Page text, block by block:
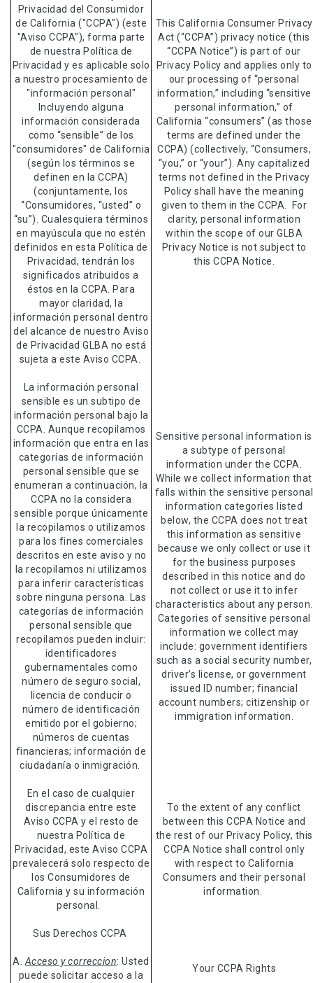
Privacidad del Consumidor
de California ("CCPA") (este
"Aviso CCPA"), forma parte
de nuestra Política de
Privacidad y es aplicable solo
a nuestro procesamiento de
"información personal"
Incluyendo alguna
información considerada
como “sensible” de los
"consumidores" de California
(según los términos se
definen en la CCPA)
(conjuntamente, los
“Consumidores, “usted” o
“su”). Cualesquiera términos
en mayúscula que no estén
definidos en esta Política de
Privacidad, tendrán los
significados atribuidos a
éstos en la CCPA. Para
mayor claridad, la
información personal dentro
del alcance de nuestro Aviso
de Privacidad GLBA no está
sujeta a este Aviso CCPA.
This California Consumer Privacy
Act (“CCPA”) privacy notice (this
“CCPA Notice”) is part of our
Privacy Policy and applies only to
our processing of “personal
information,” including “sensitive
personal information,” of
California “consumers” (as those
terms are defined under the
CCPA) (collectively, “Consumers,
“you,” or “your”). Any capitalized
terms not defined in the Privacy
Policy shall have the meaning
given to them in the CCPA. For
clarity, personal information
within the scope of our GLBA
Privacy Notice is not subject to
this CCPA Notice.
La información personal
sensible es un subtipo de
información personal bajo la
CCPA. Aunque recopilamos
información que entra en las
categorías de información
personal sensible que se
enumeran a continuación, la
CCPA no la considera
sensible porque únicamente
la recopilamos o utilizamos
para los fines comerciales
descritos en este aviso y no
la recopilamos ni utilizamos
para inferir características
sobre ninguna persona. Las
categorías de información
personal sensible que
recopilamos pueden incluir:
identificadores
gubernamentales como
número de seguro social,
licencia de conducir o
número de identificación
emitido por el gobierno;
números de cuentas
financieras; información de
ciudadanía o inmigración.
Sensitive personal information is
a subtype of personal
information under the CCPA.
While we collect information that
falls within the sensitive personal
information categories listed
below, the CCPA does not treat
this information as sensitive
because we only collect or use it
for the business purposes
described in this notice and do
not collect or use it to infer
characteristics about any person.
Categories of sensitive personal
information we collect may
include: government identifiers
such as a social security number,
driver’s license, or government
issued ID number; financial
account numbers; citizenship or
immigration information.
En el caso de cualquier
discrepancia entre este
Aviso CCPA y el resto de
nuestra Política de
Privacidad, este Aviso CCPA
prevalecerá solo respecto de
los Consumidores de
California y su información
personal.
To the extent of any conflict
between this CCPA Notice and
the rest of our Privacy Policy, this
CCPA Notice shall control only
with respect to California
Consumers and their personal
information.
Sus Derechos CCPA
A. Acceso y correccion: Usted
puede solicitar acceso a la
Your CCPA Rights